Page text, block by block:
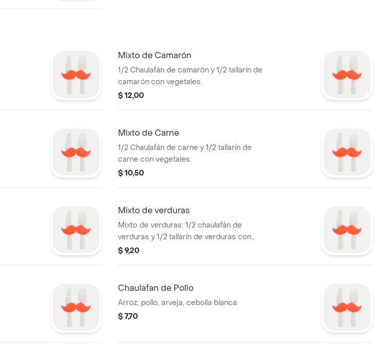
Mixto de Camarón
1/2 Chaulafán de camarón y 1/2 tallarín de
camarón con vegetales.
$ 12,00
Mixto de Carne
1/2 Chaulafán de carne y 1/2 tallarín de
carne con vegetales.
$ 10,50
Mixto de verduras
Mixto de verduras: 1/2 chaulafán de
verduras y 1/2 tallarín de verduras con
pimientos, zanahorias y cebolla.
$ 9,20
Chaulafan de Pollo
Arroz, pollo, arveja, cebolla blanca.
$ 7,70